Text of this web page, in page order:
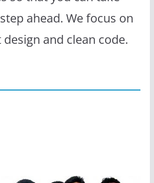
ahead. We focus on
and clean code.